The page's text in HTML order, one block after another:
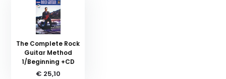
The Complete Rock
Guitar Method
1/Beginning +CD
€ 25,10